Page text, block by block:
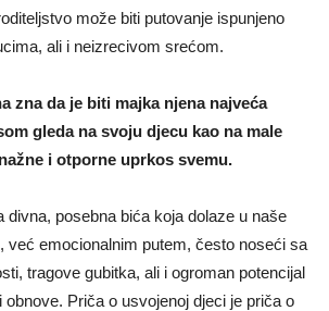
može biti putovanje ispunjeno
ali i neizrecivom srećom.
zna da je biti majka njena najveća
gleda na svoju djecu kao na male
i otporne uprkos svemu.
divna, posebna bića koja dolaze u naše
već emocionalnim putem, često noseći sa
tragove gubitka, ali i ogroman potencijal
obnove. Priča o usvojenoj djeci je priča o